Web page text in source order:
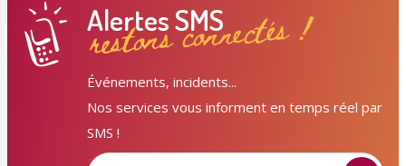
Alertes SMS
restons connectés !
Événements, incidents...
Nos services vous informent en temps réel par
SMS !